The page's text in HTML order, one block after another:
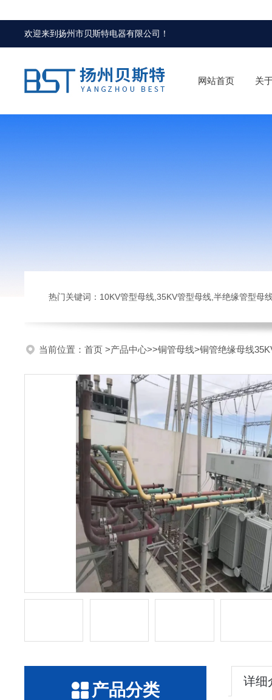
欢迎来到扬州市贝斯特电器有限公司 ！
网站首页 关
热门关键词：10KV管型母线,35KV管型母线,半绝缘管型母
当前位置： 首页 >产品中心>>铜管母线>铜管绝缘母线
产品分类 详细